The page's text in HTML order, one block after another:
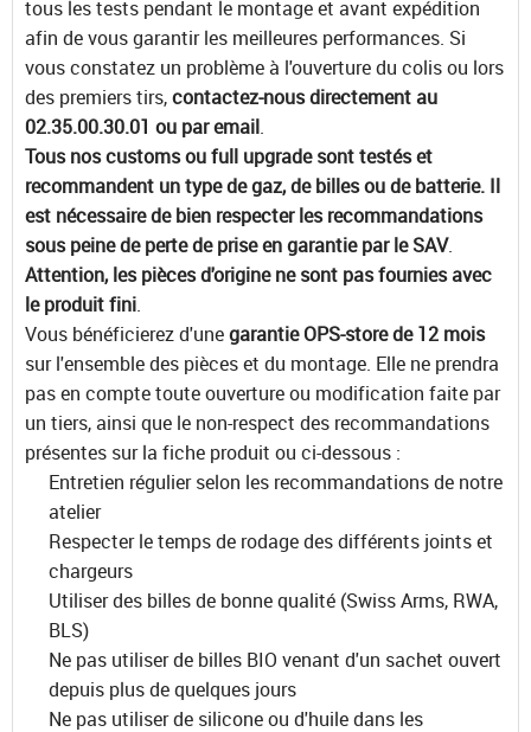
tous les tests pendant le montage et avant expédition
afin de vous garantir les meilleures performances. Si
vous constatez un problème à l'ouverture du colis ou lors
des premiers tirs,contactez-nous directement au
02.35.00.30.01 ou par email.
Tous nos customs ou full upgrade sont testés et
recommandent un type de gaz, de billes ou de batterie. Il
est nécessaire de bien respecter les recommandations
sous peine de perte de prise en garantie par le SAV.
Attention, les pièces d'origine ne sont pas fournies avec
le produit fini.
Vous bénéficierez d'unegarantie OPS-store de 12 mois
sur l'ensemble des pièces et du montage. Elle ne prendra
pas en compte toute ouverture ou modification faite par
un tiers, ainsi que le non-respect des recommandations
présentes sur la fiche produit ou ci-dessous :
Entretien régulier selon les recommandations de notre
atelier
Respecter le temps de rodage des différents joints et
chargeurs
Utiliser des billes de bonne qualité (Swiss Arms, RWA,
BLS)
Ne pas utiliser de billes BIO venant d'un sachet ouvert
depuis plus de quelques jours
Ne pas utiliser de silicone ou d'huile dans les